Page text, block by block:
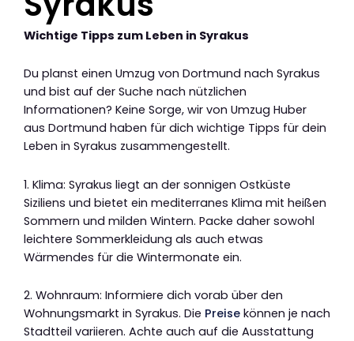
Wichtige Tipps zum Leben in Syrakus
Du planst einen Umzug von Dortmund nach Syrakus
und bist auf der Suche nach nützlichen
Informationen? Keine Sorge, wir von Umzug Huber
aus Dortmund haben für dich wichtige Tipps für dein
Leben in Syrakus zusammengestellt.
1. Klima: Syrakus liegt an der sonnigen Ostküste
Siziliens und bietet ein mediterranes Klima mit heißen
Sommern und milden Wintern. Packe daher sowohl
leichtere Sommerkleidung als auch etwas
Wärmendes für die Wintermonate ein.
2. Wohnraum: Informiere dich vorab über den
Wohnungsmarkt in Syrakus. Die Preise können je nach
Stadtteil variieren. Achte auch auf die Ausstattung